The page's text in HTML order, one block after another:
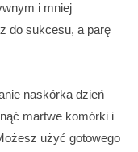
i mniej
do sukcesu, a parę
naskórka dzień
martwe komórki i
użyć gotowego